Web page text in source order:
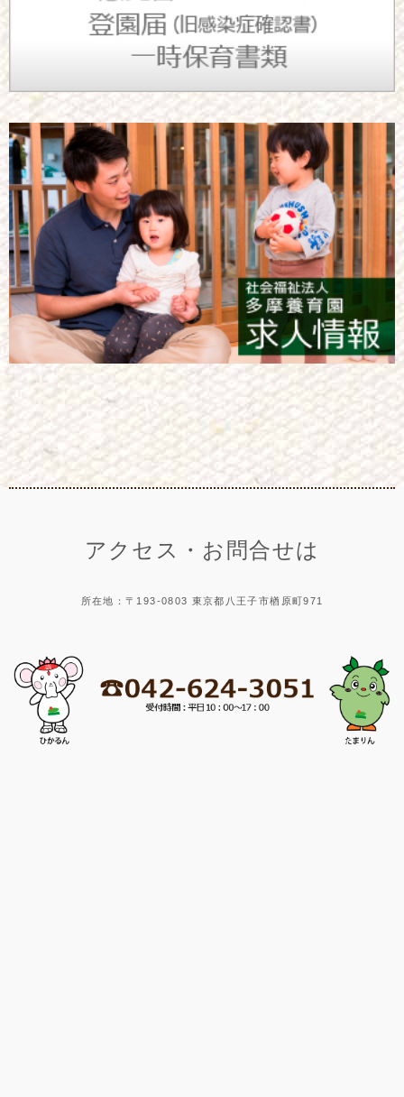
アクセス・お問合せは
所在地：〒193-0803 東京都八王子市楢原町971